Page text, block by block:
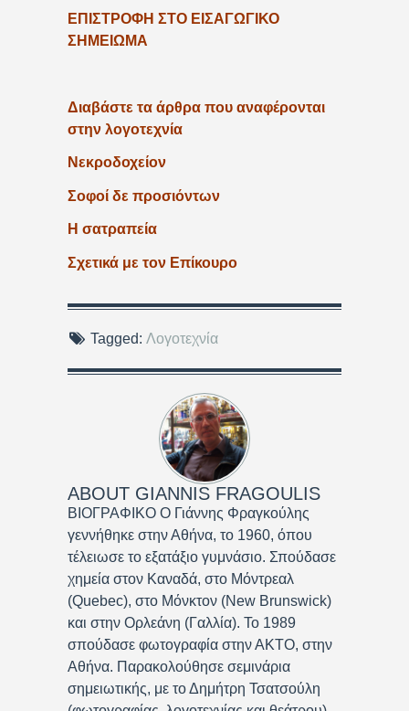
ΕΠΙΣΤΡΟΦΗ ΣΤΟ ΕΙΣΑΓΩΓΙΚΟ
ΣΗΜΕΙΩΜΑ
Διαβάστε τα άρθρα που αναφέρονται
στην λογοτεχνία
Νεκροδοχείον
Σοφοί δε προσιόντων
Η σατραπεία
Σχετικά με τον Επίκουρο
Tagged: Λογοτεχνία
ABOUT GIANNIS FRAGOULIS
ΒΙΟΓΡΑΦΙΚΟ Ο Γιάννης Φραγκούλης
γεννήθηκε στην Αθήνα, το 1960, όπου
τέλειωσε το εξατάξιο γυμνάσιο. Σπούδασε
χημεία στον Καναδά, στο Μόντρεαλ
(Quebec), στο Μόνκτον (New Brunswick)
και στην Ορλεάνη (Γαλλία). Το 1989
σπούδασε φωτογραφία στην ΑΚΤΟ, στην
Αθήνα. Παρακολούθησε σεμινάρια
σημειωτικής, με το Δημήτρη Τσατσούλη